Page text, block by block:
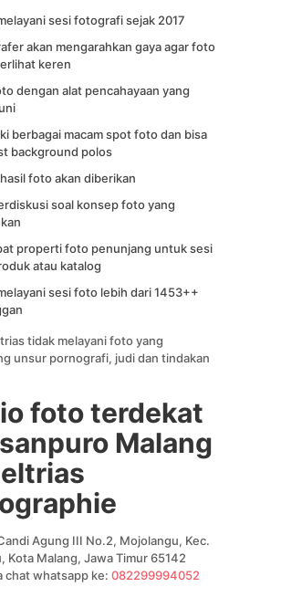
sesi fotografi sejak 2017
akan mengarahkan gaya agar foto
keren
dengan alat pencahayaan yang
berbagai macam spot foto dan bisa
background polos
foto akan diberikan
soal konsep foto yang
properti foto penunjang untuk sesi
atau katalog
sesi foto lebih dari 1453++
tidak melayani foto yang
unsur pornografi, judi dan tindakan
foto terdekat
Malang
Agung III No.2, Mojolangu, Kec.
Kota Malang, Jawa Timur 65142
chat whatsapp ke: 082299994052